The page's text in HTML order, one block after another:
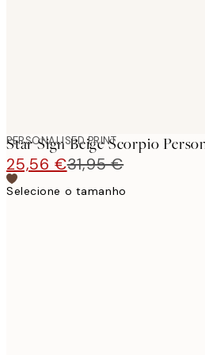
PERSONALISED PRINT
Star Sign Beige Scorpio
25,56 €31,95 €
Selecione o tamanho